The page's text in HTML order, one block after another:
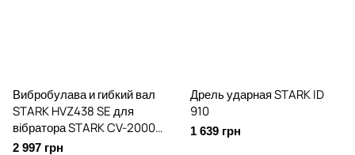
Вибробулава и гибкий вал
STARK HVZ438 SE для
вібратора STARK CV-2000
SE
2 997 грн
Дрель ударная STARK ID
910
1 639 грн